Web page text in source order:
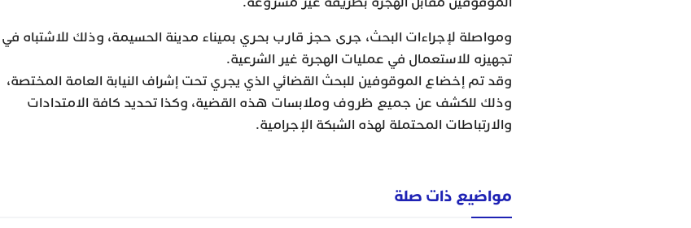
ومواصلة لإجراءات البحث، جرى حجز قارب بحري بميناء مدينة الحسيمة، وذلك للاشتباه في
تجهيزه للاستعمال في عمليات الهجرة غير الشرعية.
وقد تم إخضاع الموقوفين للبحث القضائي الذي يجري تحت إشراف النيابة العامة المختصة،
وذلك للكشف عن جميع ظروف وملابسات هذه القضية، وكذا تحديد كافة الامتدادات
والارتباطات المحتملة لهذه الشبكة الإجرامية.
مواضيع ذات صلة